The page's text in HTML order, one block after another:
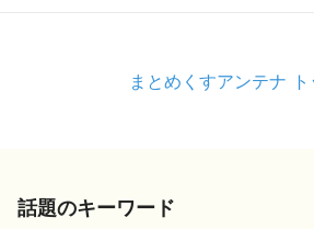
まとめくすアンテナ
話題のキーワード